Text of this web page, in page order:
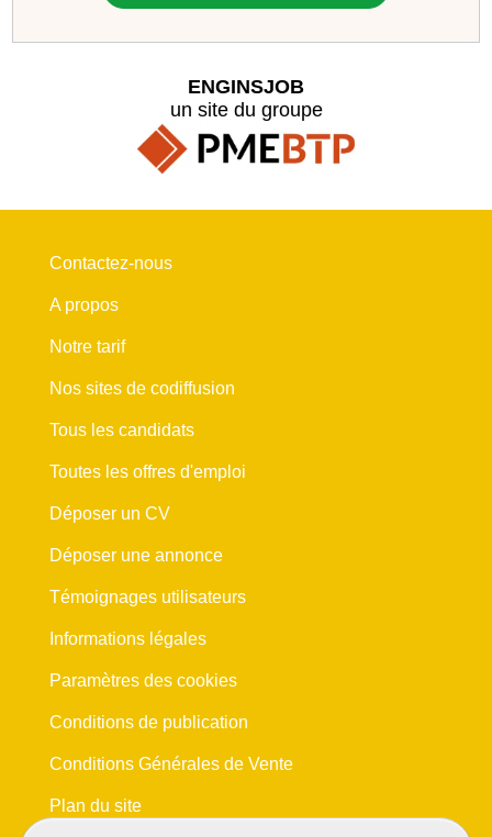
ENGINSJOB
un site du groupe
Contactez-nous
A propos
Notre tarif
Nos sites de codiffusion
Tous les candidats
Toutes les offres d'emploi
Déposer un CV
Déposer une annonce
Témoignages utilisateurs
Informations légales
Paramètres des cookies
Conditions de publication
Conditions Générales de Vente
Plan du site